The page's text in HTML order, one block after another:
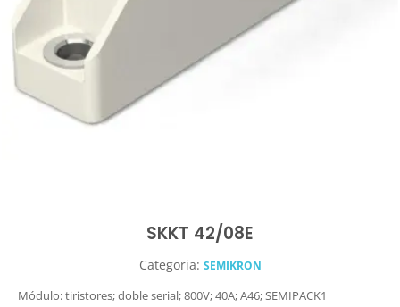
SKKT 42/08E
Categoria: SEMIKRON
Módulo: tiristores; doble serial; 800V; 40A; A46; SEMIPACK1